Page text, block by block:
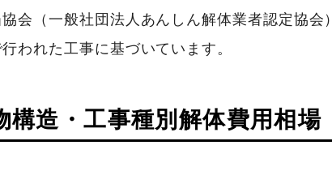
会（一般社団法人あんしん解体業者認定協会）
われた工事に基づいています。
構造・工事種別解体費用相場